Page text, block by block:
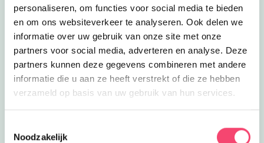
personaliseren, om functies voor social media te bieden
en om ons websiteverkeer te analyseren. Ook delen we
informatie over uw gebruik van onze site met onze
partners voor social media, adverteren en analyse. Deze
partners kunnen deze gegevens combineren met andere
informatie die u aan ze heeft verstrekt of die ze hebben
verzameld op basis van uw gebruik van hun services.
Noodzakelijk
Lees verder onder deze advertentie